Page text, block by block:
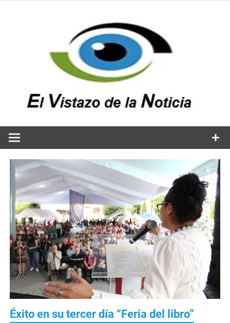
Éxito en su tercer día “Feria del libro”